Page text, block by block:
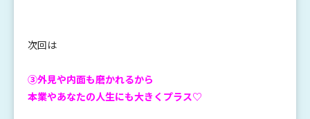
次回は
③外見や内面も磨かれるから
本業やあなたの人生にも大きくプラス♡